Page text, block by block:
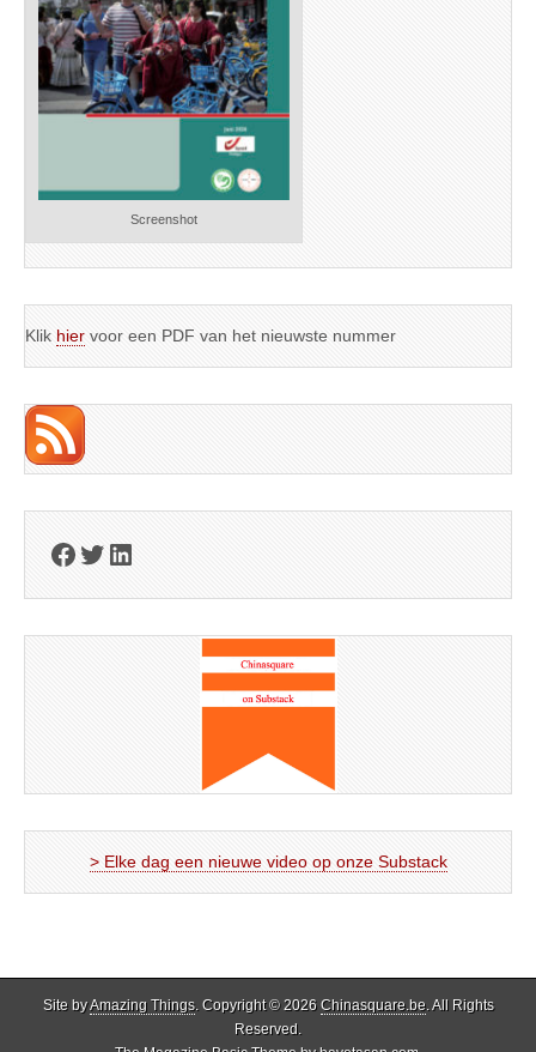
Screenshot
Klik hier voor een PDF van het nieuwste nummer
Facebook
Twitter
LinkedIn
> Elke dag een nieuwe video op onze Substack
Site byAmazing Things. Copyright © 2026 Chinasquare.be. All Rights
Reserved.